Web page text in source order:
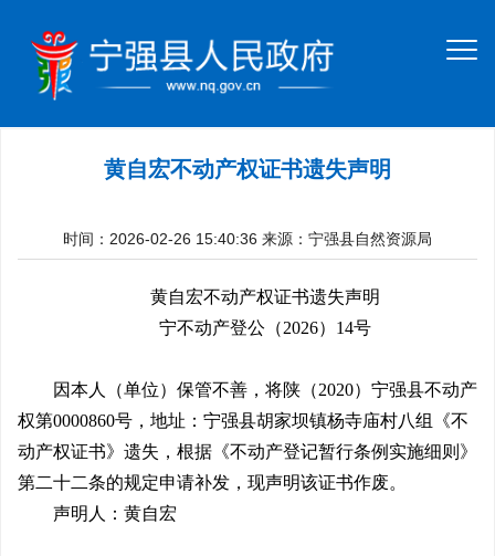
黄自宏不动产权证书遗失声明
时间：2026-02-26 15:40:36 来源：宁强县自然资源局
黄自宏不动产权证书遗失声明
宁不动产登公（2026）14号
因本人（单位）保管不善，将陕（2020）宁强县不动产
权第0000860号 ， 地址：宁强县胡家坝镇杨寺庙村八组 《不
动产权证书》 遗失，根据《不动产登记暂行条例实施细则》
第二十二条的规定申请补发，现声明该证书作废。
声明人：黄自宏